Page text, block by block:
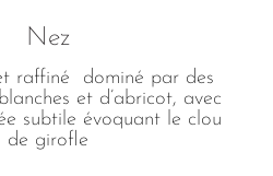
Nez
raffiné  dominé par des
et d’abricot, avec
subtile évoquant le clou
de girofle